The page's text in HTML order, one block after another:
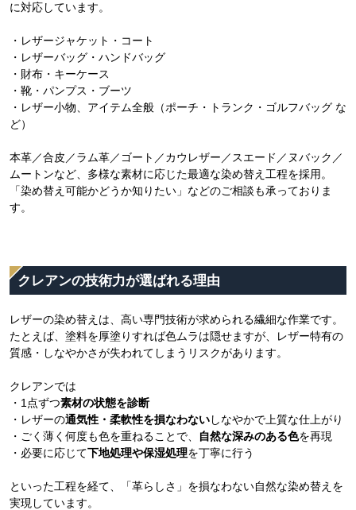
に対応しています。
・レザージャケット・コート
・レザーバッグ・ハンドバッグ
・財布・キーケース
・靴・パンプス・ブーツ
・レザー小物、アイテム全般（ポーチ・トランク・ゴルフバッグ な
ど）
本革／合皮／ラム革／ゴート／カウレザー／スエード／ヌバック／
ムートンなど、多様な素材に応じた最適な染め替え工程を採用。
「染め替え可能かどうか知りたい」などのご相談も承っておりま
す。
クレアンの技術力が選ばれる理由
レザーの染め替えは、高い専門技術が求められる繊細な作業です。
たとえば、塗料を厚塗りすれば色ムラは隠せますが、レザー特有の
質感・しなやかさが失われてしまうリスクがあります。
クレアンでは
・1点ずつ素材の状態を診断
・レザーの通気性・柔軟性を損なわないしなやかで上質な仕上がり
・ごく薄く何度も色を重ねることで、
自然な深みのある色を再現
・必要に応じて下地処理や保湿処理を丁寧に行う
といった工程を経て、「革らしさ」を損なわない自然な染め替えを
実現しています。